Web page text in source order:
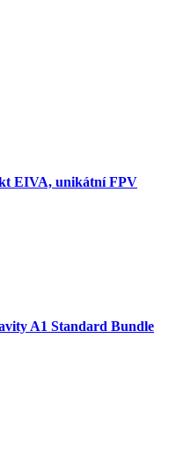
EIVA, unikátní FPV
A1 Standard Bundle